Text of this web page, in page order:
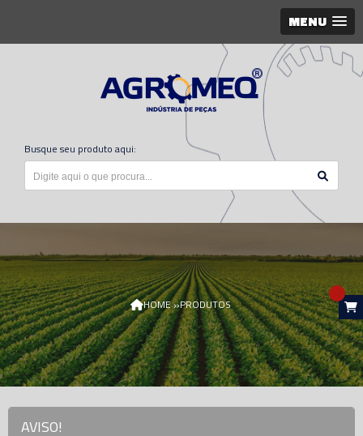
MENU
Busque seu produto aqui:
HOME»PRODUTOS
AVISO!